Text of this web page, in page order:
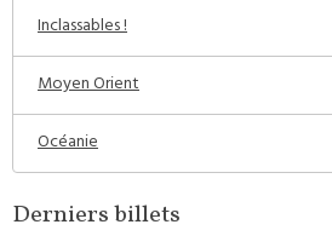
Inclassables !
Moyen Orient
Océanie
Derniers billets